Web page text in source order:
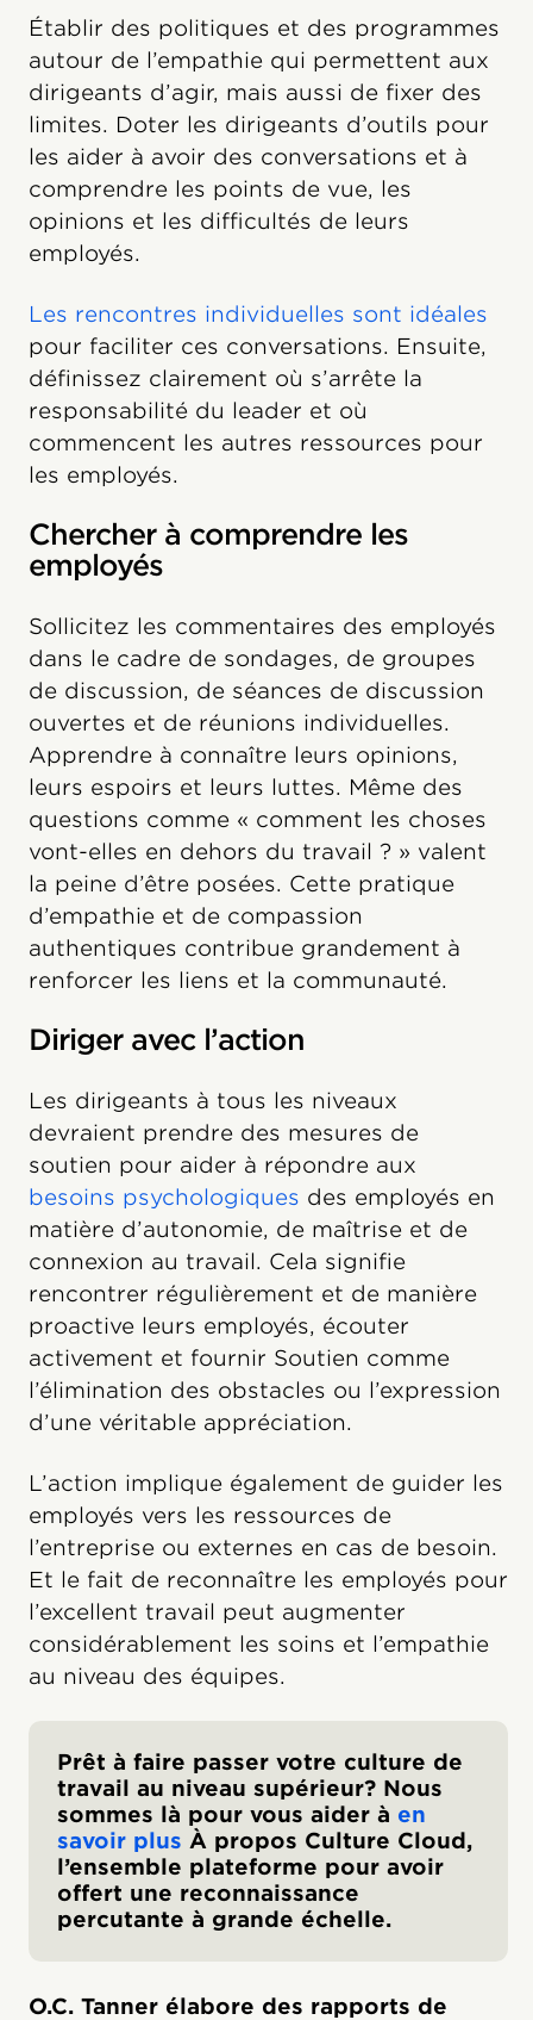
Établir des politiques et des programmes
autour de l’empathie qui permettent aux
dirigeants d’agir, mais aussi de fixer des
limites. Doter les dirigeants d’outils pour
les aider à avoir des conversations et à
comprendre les points de vue, les
opinions et les difficultés de leurs
employés.
Les rencontres individuelles sont idéales
pour faciliter ces conversations. Ensuite,
définissez clairement où s’arrête la
responsabilité du leader et où
commencent les autres ressources pour
les employés.
Chercher à comprendre les
employés
Sollicitez les commentaires des employés
dans le cadre de sondages, de groupes
de discussion, de séances de discussion
ouvertes et de réunions individuelles.
Apprendre à connaître leurs opinions,
leurs espoirs et leurs luttes. Même des
questions comme « comment les choses
vont-elles en dehors du travail ? » valent
la peine d’être posées. Cette pratique
d’empathie et de compassion
authentiques contribue grandement à
renforcer les liens et la communauté.
Diriger avec l’action
Les dirigeants à tous les niveaux
devraient prendre des mesures de
soutien pour aider à répondre aux
besoins psychologiques des employés en
matière d’autonomie, de maîtrise et de
connexion au travail. Cela signifie
rencontrer régulièrement et de manière
proactive leurs employés, écouter
activement et fournir Soutien comme
l’élimination des obstacles ou l’expression
d’une véritable appréciation.
L’action implique également de guider les
employés vers les ressources de
l’entreprise ou externes en cas de besoin.
Et le fait de reconnaître les employés pour
l’excellent travail peut augmenter
considérablement les soins et l’empathie
au niveau des équipes.
Prêt à faire passer votre culture de
travail au niveau supérieur? Nous
sommes là pour vous aider à en
savoir plus À propos Culture Cloud,
l’ensemble plateforme pour avoir
offert une reconnaissance
percutante à grande échelle.
O.C. Tanner élabore des rapports de